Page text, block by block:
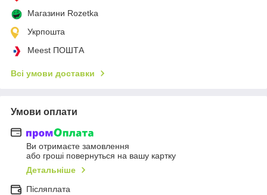
Магазини Rozetka
Укрпошта
Meest ПОШТА
Всі умови доставки
Умови оплати
Ви отримаєте замовлення
або гроші повернуться на вашу картку
Детальніше
Післяплата